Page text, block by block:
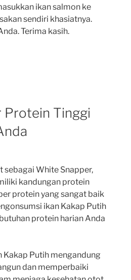
ikan salmon ke
sendiri khasiatnya.
Terima kasih.
Protein Tinggi
sebagai White Snapper,
kandungan protein
protein yang sangat baik
ikan Kakap Putih
protein harian Anda
Kakap Putih mengandung
dan memperbaiki